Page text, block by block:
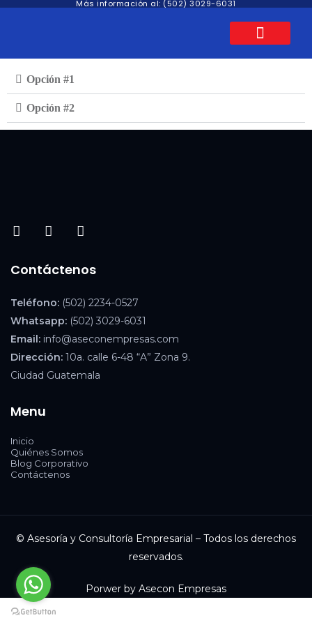
Más información al: (502) 3029-6031
Opción #1
Opción #2
Contáctenos
Teléfono: (502) 2234-0527
Whatsapp: (502) 3029-6031
Email: info@aseconempresas.com
Dirección: 10a. calle 6-48 “A” Zona 9.
Ciudad Guatemala
Menu
Inicio
Quiénes Somos
Blog Corporativo
Contáctenos
© Asesoría y Consultoría Empresarial – Todos los derechos
reservados.
Porwer by Asecon Empresas